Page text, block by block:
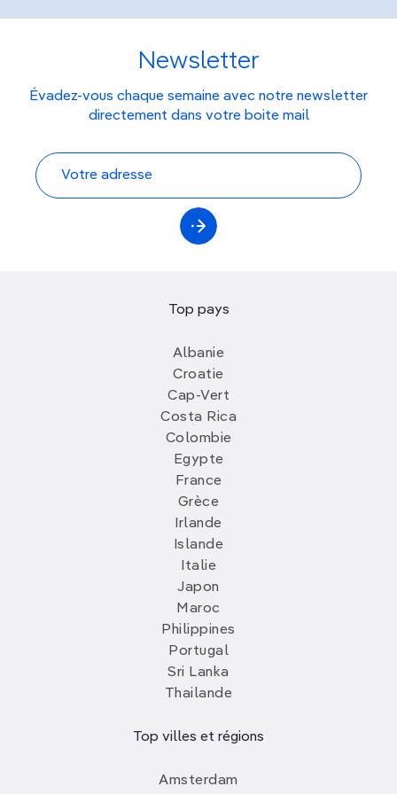
Newsletter
Évadez-vous chaque semaine avec notre newsletter
directement dans votre boite mail
Top pays
Albanie
Croatie
Cap-Vert
Costa Rica
Colombie
Egypte
France
Grèce
Irlande
Islande
Italie
Japon
Maroc
Philippines
Portugal
Sri Lanka
Thailande
Top villes et régions
Amsterdam